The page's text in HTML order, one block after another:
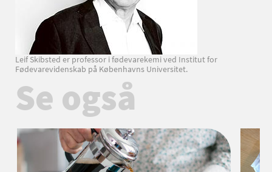
Leif Skibsted er professor i fødevarekemi ved Institut for
Fødevarevidenskab på Københavns Universitet.
Se også